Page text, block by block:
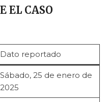
EL CASO
Dato reportado
Sábado, 25 de enero de
2025